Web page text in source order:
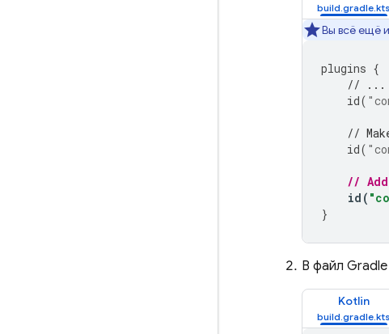
Вы всё ещё
plugins {
// ...
id(
//
id(
//
id (
}
В файл Gradle
Kotlin